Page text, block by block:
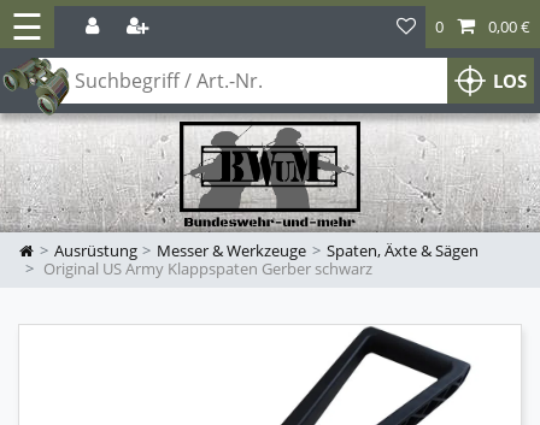
☰
LOS
0 0,00 €
Ausrüstung Messer & Werkzeuge
Spaten, Äxte & Sägen
Original US Army Klappspaten Gerber schwarz